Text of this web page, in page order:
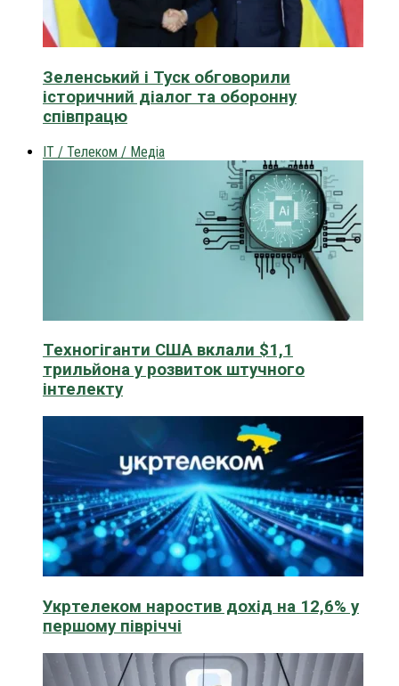
Зеленський і Туск обговорили
історичний діалог та оборонну
співпрацю
IT / Телеком / Медіа
Техногіганти США вклали $1,1
трильйона у розвиток штучного
інтелекту
Укртелеком наростив дохід на 12,6% у
першому півріччі